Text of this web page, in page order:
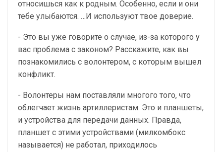
относишься как к родным. Особенно, если и они
тебе улыбаются. …И используют твое доверие.
- Это вы уже говорите о случае, из-за которого у
вас проблема с законом? Расскажите, как вы
познакомились с волонтером, с которым вышел
конфликт.
- Волонтеры нам поставляли многого того, что
облегчает жизнь артиллеристам. Это и планшеты,
и устройства для передачи данных. Правда,
планшет с этими устройствами (милкомбокс
называется) не работал, приходилось